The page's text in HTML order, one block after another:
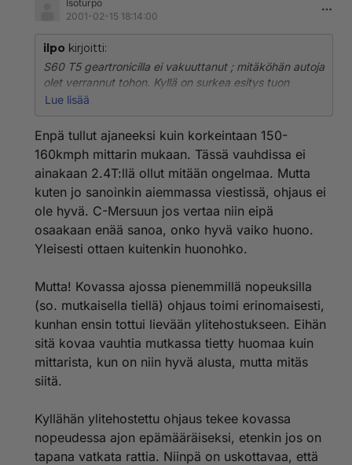
Isoturpo
2001-02-15 18:14:00
ilpo kirjoitti:
S60 T5 geartronicilla ei vakuuttanut ; mitäköhän autoja
olet verrannut tohon. Kyllä on surkea esitys tuon
tehoiseksi autoksi.Ohjauksessa ei ole tarkkuutta
ajoon.Alustakin enemmän mukavuushakuinen.180
kympin vauhdissa oli pakko hiljentää kun auto tuntui
nousevan ilmaan...
Lue lisää
Enpä tullut ajaneeksi kuin korkeintaan 150-
160kmph mittarin mukaan. Tässä vauhdissa ei
ainakaan 2.4T:llä ollut mitään ongelmaa. Mutta
kuten jo sanoinkin aiemmassa viestissä, ohjaus ei
ole hyvä. C-Mersuun jos vertaa niin eipä
osaakaan enää sanoa, onko hyvä vaiko huono.
Yleisesti ottaen kuitenkin huonohko.
Mutta! Kovassa ajossa pienemmillä nopeuksilla
(so. mutkaisella tiellä) ohjaus toimi erinomaisesti,
kunhan ensin tottui lievään ylitehostukseen. Eihän
sitä kovaa vauhtia mutkassa tietty huomaa kuin
mittarista, kun on niin hyvä alusta, mutta mitäs
siitä.
Kyllähän ylitehostettu ohjaus tekee kovassa
nopeudessa ajon epämääräiseksi, etenkin jos on
tapana vatkata rattia. Niinpä on uskottavaa, että